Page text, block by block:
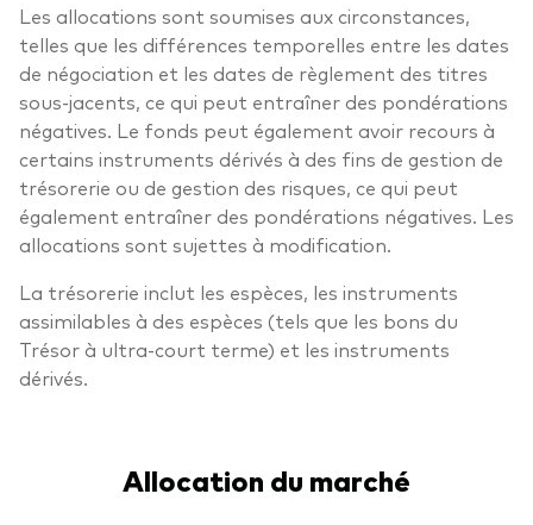
Les allocations sont soumises aux circonstances,
telles que les différences temporelles entre les dates
de négociation et les dates de règlement des titres
sous-jacents, ce qui peut entraîner des pondérations
négatives. Le fonds peut également avoir recours à
certains instruments dérivés à des fins de gestion de
trésorerie ou de gestion des risques, ce qui peut
également entraîner des pondérations négatives. Les
allocations sont sujettes à modification.
La trésorerie inclut les espèces, les instruments
assimilables à des espèces (tels que les bons du
Trésor à ultra-court terme) et les instruments
dérivés.
Allocation du marché